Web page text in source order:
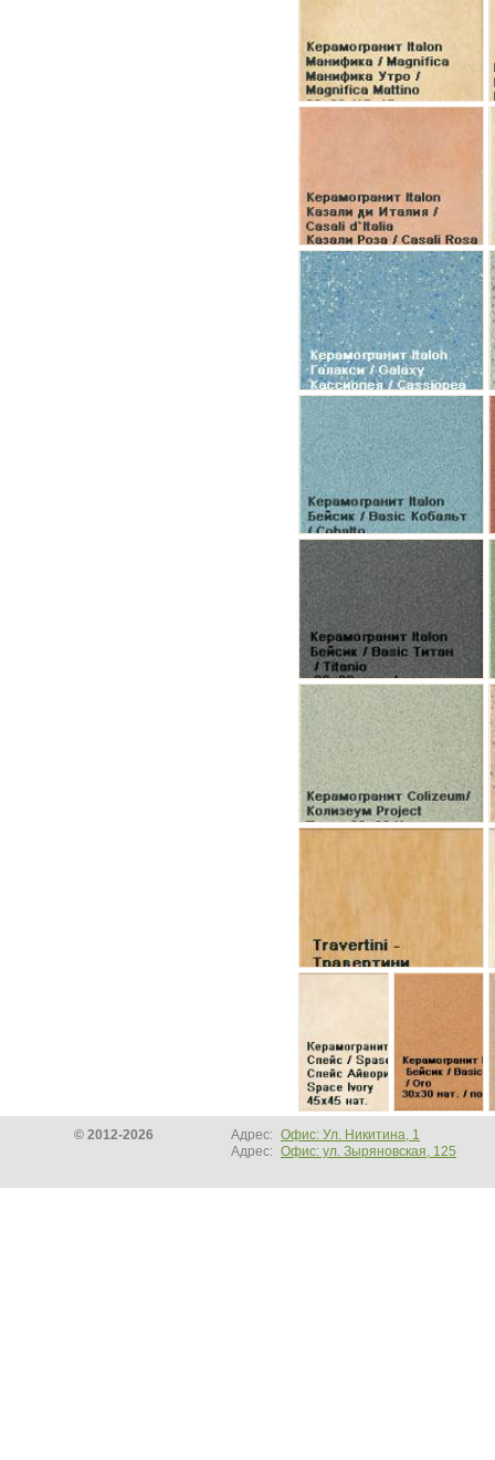
© 2012-2026 Адрес: Офис: Ул. Никитина, 1
Адрес: Офис: ул. Зыряновская, 125